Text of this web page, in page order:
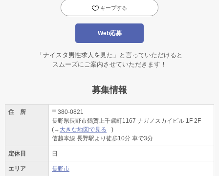
キープする
Web応募
「ナイスタ男性求人を見た」と言っていただけると
スムーズにご案内させていただきます！
募集情報
住 所
〒380-0821
長野県長野市鶴賀上千歳町1167 ナガノスカイビル 1F 2F
(→ 大きな地図で見る
)
信越本線 長野駅より徒歩10分 車で3分
定休日 日
エリア 長野市